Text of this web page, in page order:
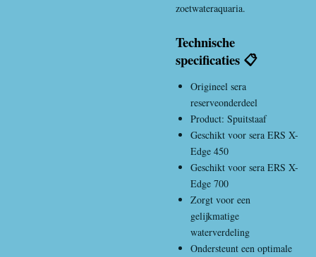
zoetwateraquaria.
Technische
specificaties 📋
Origineel sera
reserveonderdeel
Product: Spuitstaaf
Geschikt voor sera ERS X-
Edge 450
Geschikt voor sera ERS X-
Edge 700
Zorgt voor een
gelijkmatige
waterverdeling
Ondersteunt een optimale